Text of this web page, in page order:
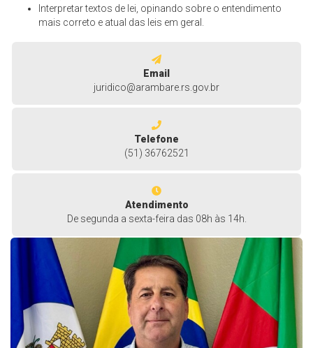
Interpretar textos de lei, opinando sobre o entendimento
mais correto e atual das leis em geral.
Email
juridico@arambare.rs.gov.br
Telefone
(51) 36762521
Atendimento
De segunda a sexta-feira das 08h às 14h.